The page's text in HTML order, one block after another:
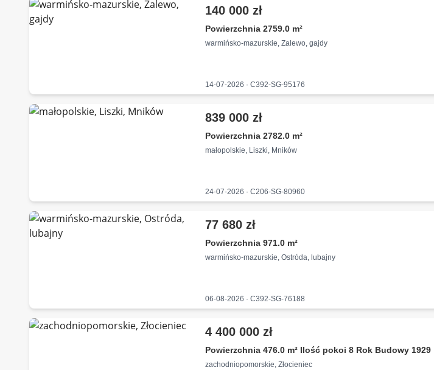
140 000 zł
Powierzchnia 2759.0 m²
warmińsko-mazurskie, Zalewo, gajdy
14-07-2026 · C392-SG-95176
839 000 zł
Powierzchnia 2782.0 m²
małopolskie, Liszki, Mników
24-07-2026 · C206-SG-80960
77 680 zł
Powierzchnia 971.0 m²
warmińsko-mazurskie, Ostróda, lubajny
06-08-2026 · C392-SG-76188
4 400 000 zł
Powierzchnia 476.0 m² Ilość pokoi 8 Rok Budowy 1929
zachodniopomorskie, Złocieniec